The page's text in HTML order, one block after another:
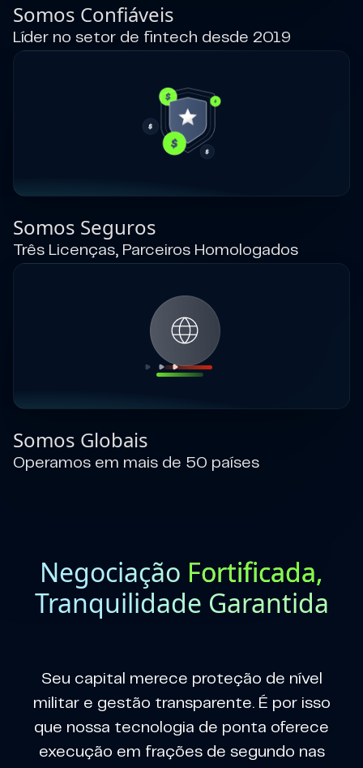
Somos Confiáveis
Líder no setor de fintech desde 2019
Somos Seguros
Três Licenças, Parceiros Homologados
Somos Globais
Operamos em mais de 50 países
Negociação Fortificada,
Tranquilidade Garantida
Seu capital merece proteção de nível
militar e gestão transparente. É por isso
que nossa tecnologia de ponta oferece
execução em frações de segundo nas